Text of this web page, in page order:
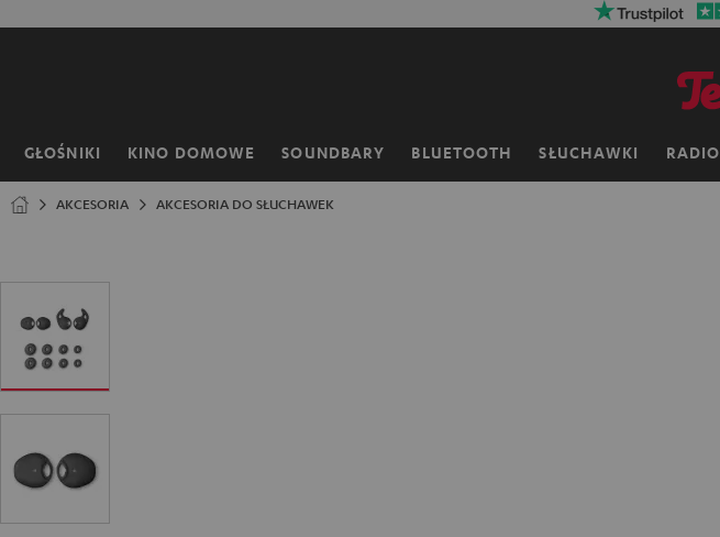
GŁOŚNIKI KINO DOMOWE SOUNDBARY BLUETOOTH SŁUCHAWKI RADIO
Strona
AKCESORIA AKCESORIA DO SŁUCHAWEK